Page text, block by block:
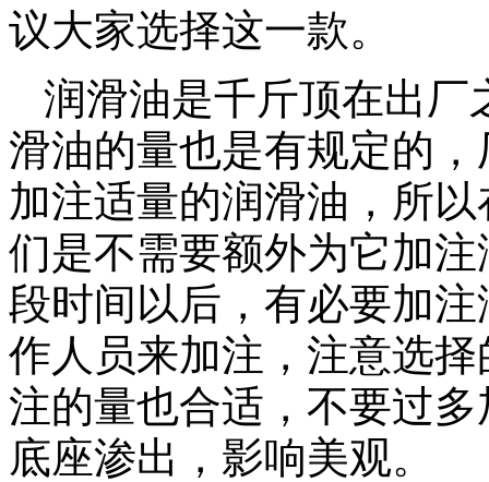
议大家选择这一款。
润滑油是千斤顶在出厂
滑油的量也是有规定的
加注适量的润滑油，所
们是不需要额外为它加
段时间以后，有必要加
作人员来加注，注意选
注的量也合适，不要过
底座渗出，影响美观。